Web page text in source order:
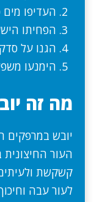
העדיפו מים
הפחיתו
הגנו על
הימנעו
מה זה
יובש במרפקים
העור
קשקשת
לעור עבה